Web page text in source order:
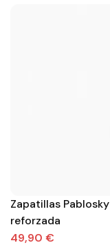
Zapatillas Pablosky blancas barefoot con puntera
reforzada
49,90 €